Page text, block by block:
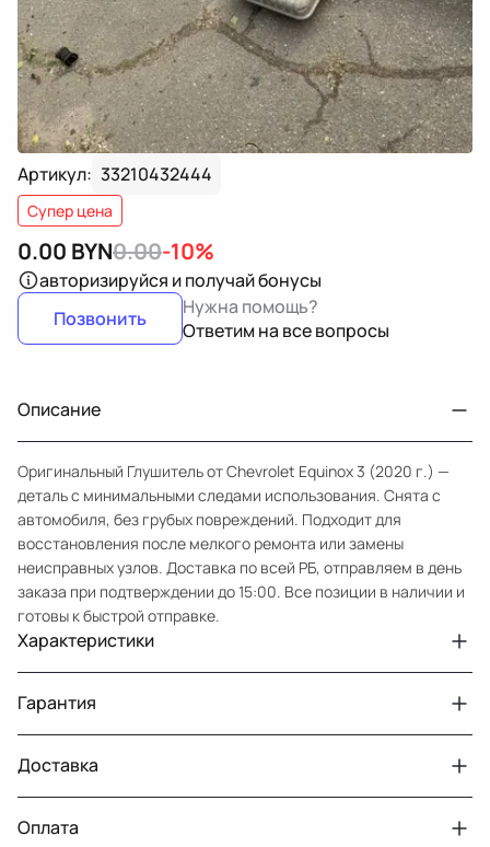
Артикул: 33210432444
Супер цена
0.00 BYN0.00-10%
авторизируйся и получай бонусы
Позвонить
Нужна помощь?
Ответим на все вопросы
Описание
Оригинальный Глушитель от Chevrolet Equinox 3 (2020 г.) —
деталь с минимальными следами использования. Снята с
автомобиля, без грубых повреждений. Подходит для
восстановления после мелкого ремонта или замены
неисправных узлов. Доставка по всей РБ, отправляем в день
заказа при подтверждении до 15:00. Все позиции в наличии и
готовы к быстрой отправке.
Характеристики
Авто
Chevrolet Equinox 3
Год
2020
Тег
Шевроле Эквинокс
Гарантия
Двигатели с навесным или без навесного
оборудования
30 дней
Доставка
Оплата